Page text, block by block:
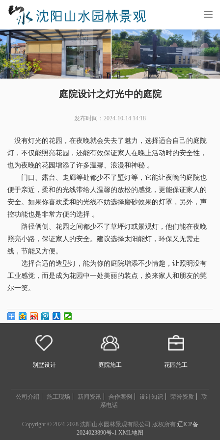
庭院设计之灯光中的庭院
发布时间：2024-10-14 14:18
没有灯光的花园，在夜晚就会失去了魅力，选择适合自己的庭院
灯，不仅能照亮花园，还能有效保证家人在晚上活动时的安全性，
也为夜晚的花园增添了许多温馨、浪漫和神秘 。
门口、露台、走廊等处都少不了壁灯等，它能让夜晚的庭院也
便于亲近，柔和的光线带给人温馨的放松的感觉，更能保证家人的
安全。如果你喜欢柔和的光线不妨选择磨砂效果的灯罩，另外，声
控功能也是非常方便的选择 。
路径俩侧、花园之间都少不了草坪灯或景观灯，他们能在夜晚
照亮小路，保证家人的安全。建议选择太阳能灯，环保又无需走
线，节能又方便。
选择合适的造型灯，能为你的庭院增添不少情趣，让照明没有
工业感觉，而是成为花园中一处美丽的装点，换来家人和朋友的莞
尔一笑。
别墅设计 庭院施工 花园施工
公司介绍 施工现场 新闻资讯 合作案例 设计知识 荣誉资质
联
系电话
Copyright © 2024-2028 沈阳山水园林景观有限公司 版权所有 辽ICP备
2024023890号-1 XML地图